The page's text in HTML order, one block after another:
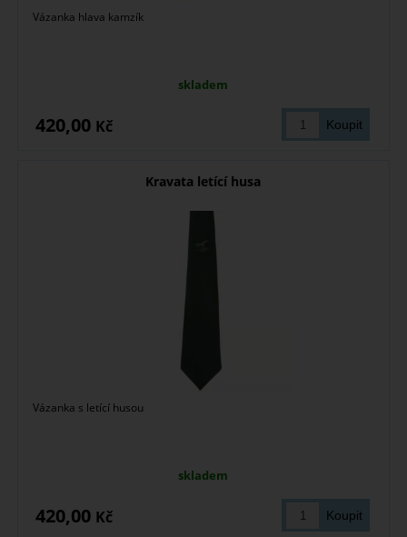
Vázanka hlava kamzík
skladem
420,00 Kč
Kravata letící husa
Vázanka s letící husou
skladem
420,00 Kč